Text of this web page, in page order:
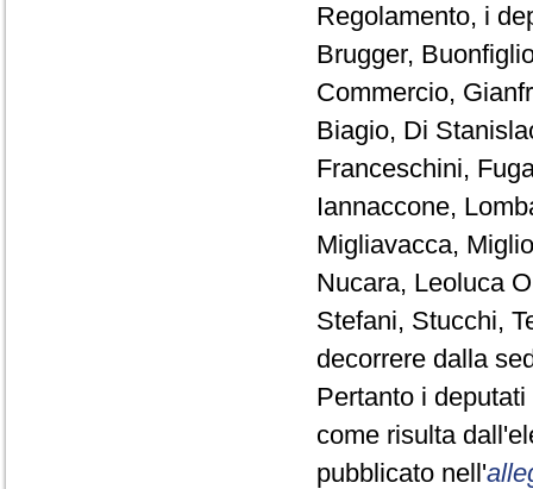
Regolamento, i
Brugger,
Commercio,
Biagio, Di
Franceschini,
Iannaccone,
Migliavacca,
Nucara, Leoluca
Stefani, Stucchi,
decorrere dalla
Pertanto i
come risulta
pubblicato nell'